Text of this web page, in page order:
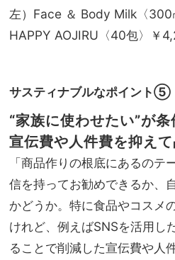
左）Face ＆ Body Milk〈
HAPPY AOJIRU〈40包〉￥
サスティナブルなポイント⑤
“家族に使わせたい”が条
宣伝費や人件費を抑え
「商品作りの根底にあるのテ
信を持ってお勧めできるか、
かどうか。特に食品やコスメ
けれど、例えばSNSを活用し
ることで削減した宣伝費や人